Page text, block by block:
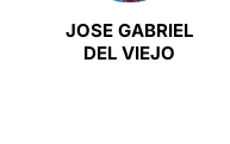
JOSE GABRIEL
DEL VIEJO